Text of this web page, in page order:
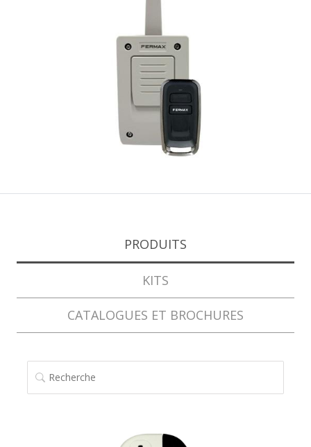
PRODUITS
KITS
CATALOGUES ET BROCHURES
RECHERCHE